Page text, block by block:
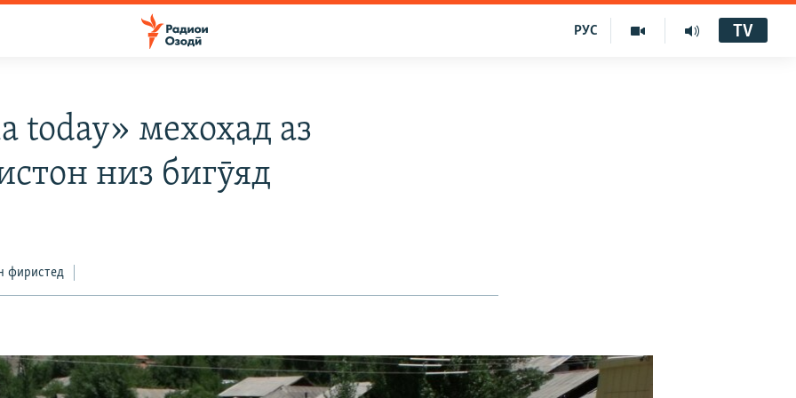
РУС TV
today» мехоҳад аз
низ бигӯяд
фиристед